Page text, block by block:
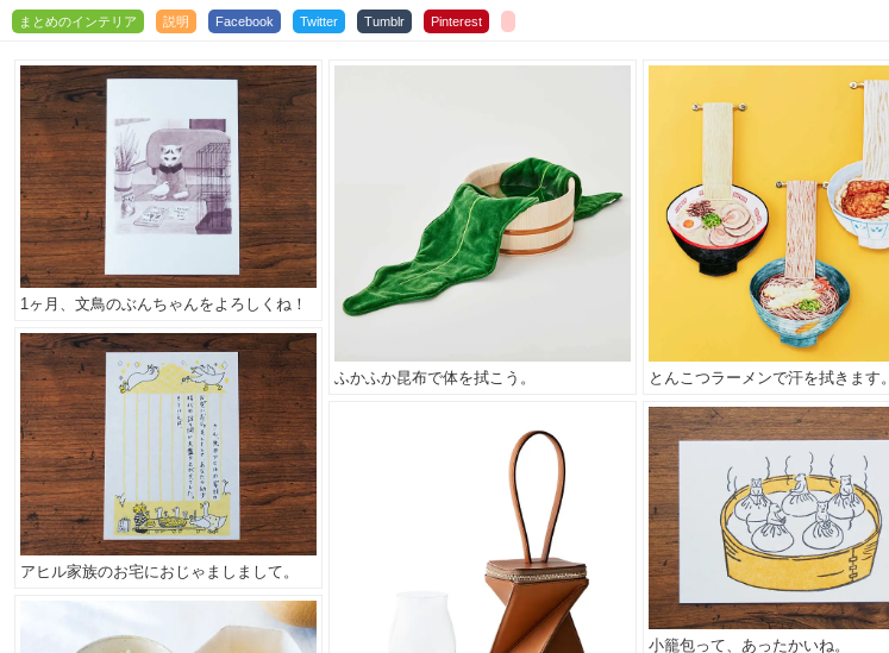
まとめのインテリア 説明 Facebook Twitter Tumblr Pinterest
1ヶ月、文鳥のぶんちゃんをよろしくね！
ふかふか昆布で体を拭こう。 とんこつラーメンで汗を拭きます。
アヒル家族のお宅におじゃましまして。
小籠包って、あったかいね。